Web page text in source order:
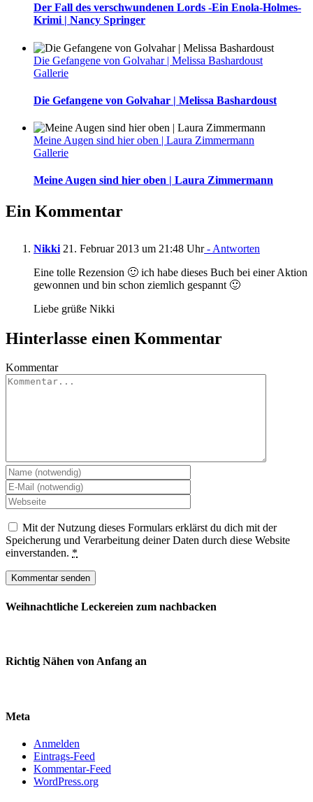
Der Fall des verschwundenen Lords -Ein Enola-Holmes-
Krimi | Nancy Springer
Die Gefangene von Golvahar | Melissa Bashardoust
Gallerie
Die Gefangene von Golvahar | Melissa Bashardoust
Meine Augen sind hier oben | Laura Zimmermann
Gallerie
Meine Augen sind hier oben | Laura Zimmermann
Ein Kommentar
Nikki 21. Februar 2013 um 21:48 Uhr- Antworten
Eine tolle Rezension 🙂 ich habe dieses Buch bei einer Aktion
gewonnen und bin schon ziemlich gespannt 🙂
Liebe grüße Nikki
Hinterlasse einen Kommentar
Kommentar
Mit der Nutzung dieses Formulars erklärst du dich mit der
Speicherung und Verarbeitung deiner Daten durch diese Website
einverstanden. *
Weihnachtliche Leckereien zum nachbacken
Richtig Nähen von Anfang an
Meta
Anmelden
Eintrags-Feed
Kommentar-Feed
WordPress.org